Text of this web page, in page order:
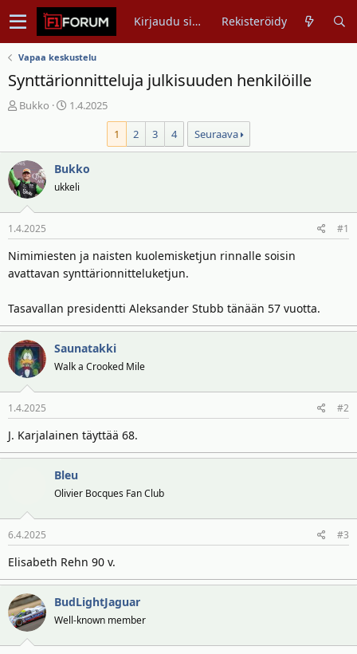
Kirjaudu sisään Rekisteröidy
Vapaa keskustelu
Synttärionnitteluja julkisuuden henkilöille
V
s
t
i
k
e
t
j
u
n
l
o
i
t
t
a
j
a
Bukko
A
i
t
u
p
v
ä
ä
ä
r
ä
1.4.2025
1
2 3 4 Seuraava
Bukko
ukkeli
1.4.2025 #1
Nimimiesten ja naisten kuolemisketjun rinnalle soisin
avattavan synttärionnitteluketjun.
Tasavallan presidentti Aleksander Stubb tänään 57 vuotta.
Saunatakki
Walk a Crooked Mile
1.4.2025 #2
J. Karjalainen täyttää 68.
Bleu
Olivier Bocques Fan Club
6.4.2025 #3
Elisabeth Rehn 90 v.
BudLightJaguar
Well-known member